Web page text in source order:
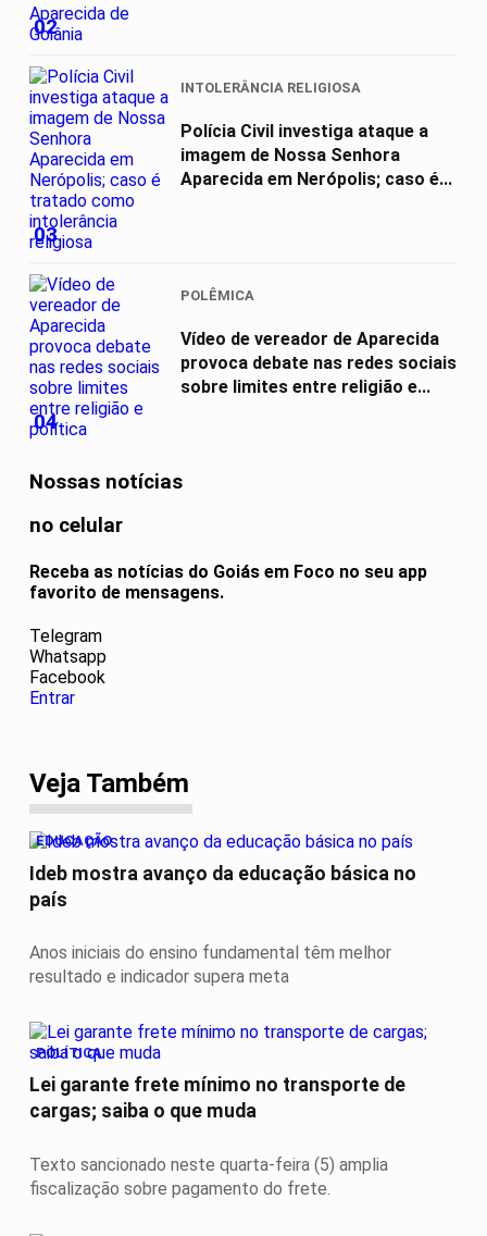
02
03
INTOLERÂNCIA RELIGIOSA
Polícia Civil investiga ataque a
imagem de Nossa Senhora
Aparecida em Nerópolis; caso é...
04
POLÊMICA
Vídeo de vereador de Aparecida
provoca debate nas redes sociais
sobre limites entre religião e...
Nossas notícias
no celular
Receba as notícias do Goiás em Foco no seu app
favorito de mensagens.
Telegram
Whatsapp
Facebook
Entrar
Veja Também
EDUCAÇÃO
Ideb mostra avanço da educação básica no
país
Anos iniciais do ensino fundamental têm melhor
resultado e indicador supera meta
POLÍTICA
Lei garante frete mínimo no transporte de
cargas; saiba o que muda
Texto sancionado neste quarta-feira (5) amplia
fiscalização sobre pagamento do frete.